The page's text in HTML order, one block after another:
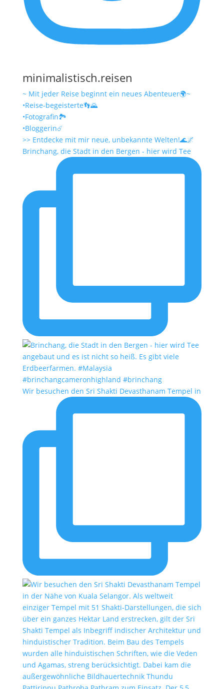
minimalistisch.reisen
~ Mit jeder Reise beginnt ein neues Abenteuer🌍~
•Reise-begeisterte👣🌄
•Fotografin🏞️
•Bloggerin☄️
>> Entdecke mit mir neue, unbekannte Welten!🌊🌌
Brinchang, die Stadt in den Bergen - hier wird Tee
Wir besuchen den Sri Shakti Devasthanam Tempel in